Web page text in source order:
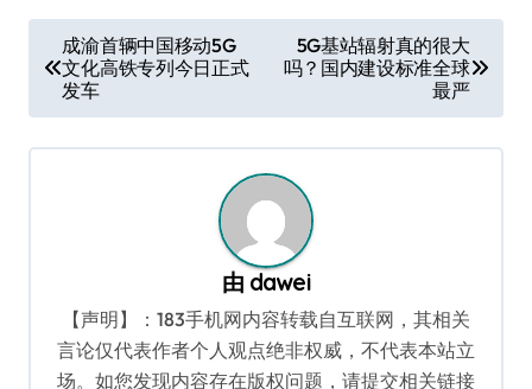
章
导
航
成渝首辆中国移动5G
文化高铁专列今日正式
发车
5G基站辐射真的很大
吗？国内建设标准全球
最严
由 dawei
【声明】：183手机网内容转载自互联网，其相关
言论仅代表作者个人观点绝非权威，不代表本站立
场。如您发现内容存在版权问题，请提交相关链接